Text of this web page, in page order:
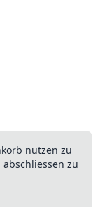
nutzen zu
zu